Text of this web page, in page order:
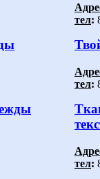
тел:
тел:
тел: